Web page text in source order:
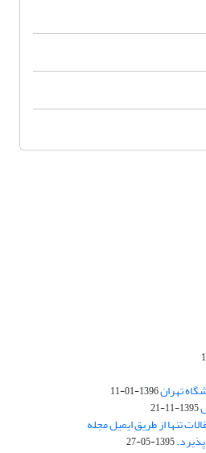
تهران1396-01-11
1395-11-21
تنها از طریق ایمیل مجله
1395-05-27